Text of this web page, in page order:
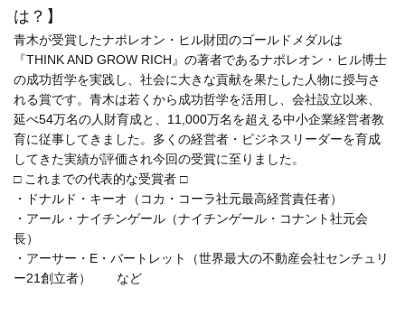
は？】
青木が受賞したナポレオン・ヒル財団のゴールドメダルは
『THINK AND GROW RICH』の著者であるナポレオン・ヒル博士
の成功哲学を実践し、社会に大きな貢献を果たした人物に授与さ
れる賞です。青木は若くから成功哲学を活用し、会社設立以来、
延べ54万名の人財育成と、11,000万名を超える中小企業経営者教
育に従事してきました。多くの経営者・ビジネスリーダーを育成
してきた実績が評価され今回の受賞に至りました。
□ これまでの代表的な受賞者 □
・ドナルド・キーオ（コカ・コーラ社元最高経営責任者）
・アール・ナイチンゲール（ナイチンゲール・コナント社元会
長）
・アーサー・E・バートレット（世界最大の不動産会社センチュリ
ー21創立者） など